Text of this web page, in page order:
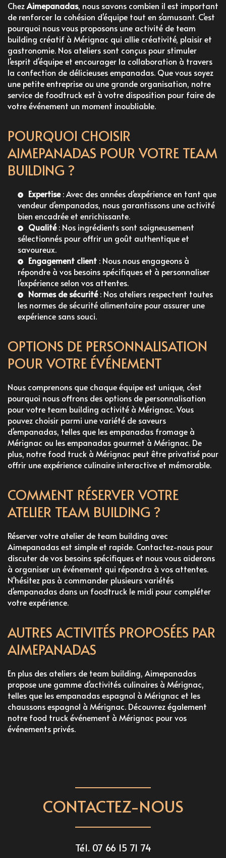
ChezAimepanadas, nous savons combien il est important
de renforcer la cohésion d'équipe tout en s'amusant. C'est
pourquoi nous vous proposons une activité de team
building créatif à Mérignac qui allie créativité, plaisir et
gastronomie. Nos ateliers sont conçus pour stimuler
l'esprit d'équipe et encourager la collaboration à travers
la confection de délicieuses empanadas. Que vous soyez
une petite entreprise ou une grande organisation, notre
service de foodtruckest à votre disposition pour faire de
votre événement un moment inoubliable.
POURQUOI CHOISIR
AIMEPANADAS POUR VOTRE TEAM
BUILDING ?
Expertise: Avec des années d'expérience en tant que
vendeur d'empanadas, nous garantissons une activité
bien encadrée et enrichissante.
Qualité: Nos ingrédients sont soigneusement
sélectionnés pour offrir un goût authentique et
savoureux.
Engagement client : Nous nous engageons à
répondre à vos besoins spécifiques et à personnaliser
l'expérience selon vos attentes.
Normes de sécurité: Nos ateliers respectent toutes
les normes de sécurité alimentaire pour assurer une
expérience sans souci.
OPTIONS DE PERSONNALISATION
POUR VOTRE ÉVÉNEMENT
Nous comprenons que chaque équipe est unique, c'est
pourquoi nous offrons des options de personnalisation
pour votre team building activité à Mérignac. Vous
pouvez choisir parmi une variété de saveurs
d'empanadas, telles que lesempanadas fromage à
Mérignac ou lesempanadas gourmet à Mérignac. De
plus, notre food truck à Mérignac peut être privatisé pour
offrir une expérience culinaire interactive et mémorable.
COMMENT RÉSERVER VOTRE
ATELIER TEAM BUILDING ?
Réserver votre atelier de team building avec
Aimepanadas est simple et rapide. Contactez-nous pour
discuter de vos besoins spécifiques et nous vous aiderons
à organiser un événement qui répondra à vos attentes.
N'hésitez pas à commander plusieurs variétés
d'empanadas dans un foodtruck le midi pour compléter
votre expérience.
AUTRES ACTIVITÉS PROPOSÉES PAR
AIMEPANADAS
En plus des ateliers de team building, Aimepanadas
propose une gamme d'activités culinaires à Mérignac,
telles que lesempanadas espagnol à Mérignac et les
chaussons espagnol à Mérignac. Découvrez également
notre food truck événement à Mérignac pour vos
événements privés.
CONTACTEZ-NOUS
Tél. 07 66 15 71 74